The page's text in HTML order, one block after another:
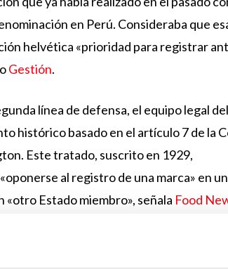
en Perú. Consideraba que
helvética «prioridad para registrar
Gestión.
línea de defensa, el equipo legal
histórico basado en el artículo 7 de la
Este tratado, suscrito en 1929,
al registro de una marca» en
«otro Estado miembro», señala Food
y que el Grupo Gloria, al operar en el